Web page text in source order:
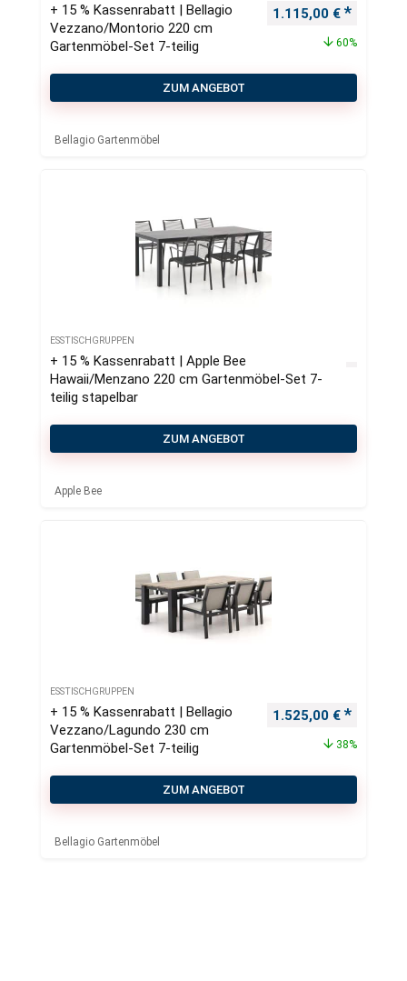
+ 15 % Kassenrabatt | Bellagio
Vezzano/Montorio 220 cm
Gartenmöbel-Set 7-teilig
Ursprünglicher
1.115,00 €
60%
ZUM ANGEBOT
Bellagio Gartenmöbel
ESSTISCHGRUPPEN
+ 15 % Kassenrabatt | Apple Bee
Hawaii/Menzano 220 cm Gartenmöbel-Set 7-
teilig stapelbar
ZUM ANGEBOT
Apple Bee
ESSTISCHGRUPPEN
+ 15 % Kassenrabatt | Bellagio
Vezzano/Lagundo 230 cm
Gartenmöbel-Set 7-teilig
Ursprünglicher
1.525,00 €
38%
ZUM ANGEBOT
Bellagio Gartenmöbel